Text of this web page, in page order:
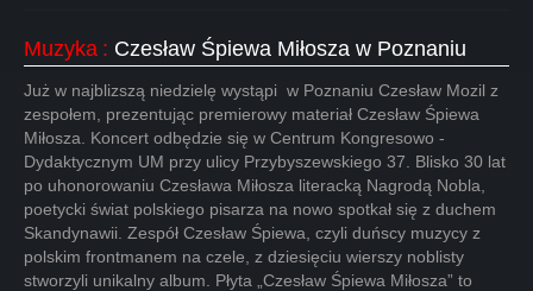
Muzyka : Czesław Śpiewa Miłosza w Poznaniu
Już w najblizszą niedzielę wystąpi w Poznaniu Czesław Mozil z
zespołem, prezentując premierowy materiał Czesław Śpiewa
Miłosza. Koncert odbędzie się w Centrum Kongresowo -
Dydaktycznym UM przy ulicy Przybyszewskiego 37. Blisko 30 lat
po uhonorowaniu Czesława Miłosza literacką Nagrodą Nobla,
poetycki świat polskiego pisarza na nowo spotkał się z duchem
Skandynawii. Zespół Czesław Śpiewa, czyli duńscy muzycy z
polskim frontmanem na czele, z dziesięciu wierszy noblisty
stworzyli unikalny album. Płyta „Czesław Śpiewa Miłosza” to